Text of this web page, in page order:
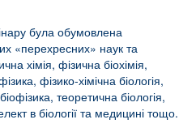
була обумовлена
«перехресних» наук та
хімія, фізична біохімія,
фізико-хімічна біологія,
теоретична біологія,
в біології та медицині тощо.